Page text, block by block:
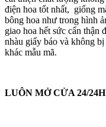
điện hoa tốt nhất, giống
bông hoa như trong hình
giao hoa hết sức cẩn thận
nhàu giấy báo và không
khác mẫu mã.
LUÔN MỞ CỬA 24/24H